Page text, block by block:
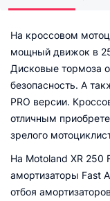
На кроссовом
мощный движок в
Дисковые тормоза
безопасность. А
PRO версии.
отличным
зрелого
На Motoland XR 250
амортизаторы Fast
отбоя